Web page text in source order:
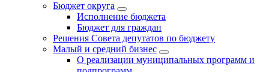
Бюджет округa
Исполнение бюджета
Бюджет для граждан
Решения Совета депутатов по бюджету
Малый и средний бизнес
О реализации муниципальных программ и